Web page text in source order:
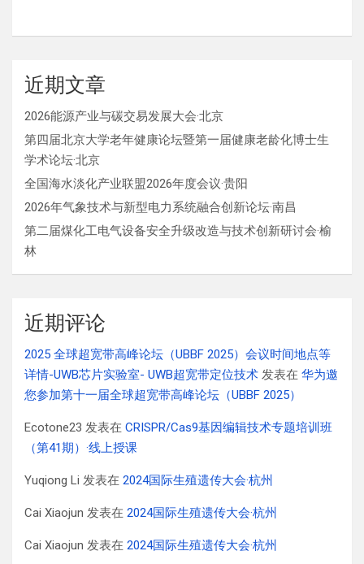
近期文章
2026能源产业与碳交易发展大会·北京
第四届北京大学老年健康论坛暨第一届健康老龄化博士生
学术论坛·北京
全国海水淡化产业联盟2026年度会议·贵阳
2026年气象技术与新型电力系统融合创新论坛·南昌
第二届煤化工电气设备安全升级改造与技术创新研讨会·榆
林
近期评论
2025 全球超宽带高峰论坛（UBBF 2025）会议时间地点等
详情-UWB芯片实验室- UWB超宽带定位技术 发表在 华为邀
您参加第十一届全球超宽带高峰论坛（UBBF 2025）
Ecotone23 发表在 CRISPR/Cas9基因编辑技术专题培训班
（第41期）·线上授课
Yuqiong Li 发表在 2024国际生殖遗传大会·杭州
Cai Xiaojun 发表在 2024国际生殖遗传大会·杭州
Cai Xiaojun 发表在 2024国际生殖遗传大会·杭州